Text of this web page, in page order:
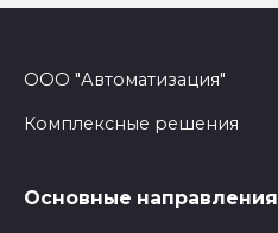
ООО "Автоматизация"
Комплексные решения
Основные направления